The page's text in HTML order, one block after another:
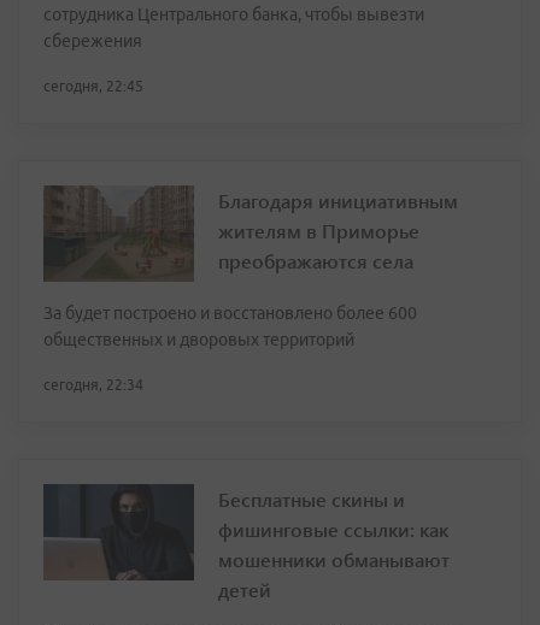
сотрудника Центрального банка, чтобы вывезти
сбережения
сегодня, 22:45
Благодаря инициативным
жителям в Приморье
преображаются села
За будет построено и восстановлено более 600
общественных и дворовых территорий
сегодня, 22:34
Бесплатные скины и
фишинговые ссылки: как
мошенники обманывают
детей